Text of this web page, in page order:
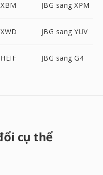
JBG sang XPM
JBG sang YUV
JBG sang G4
cụ thể